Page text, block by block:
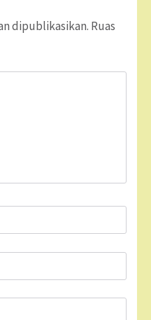
dipublikasikan. Ruas